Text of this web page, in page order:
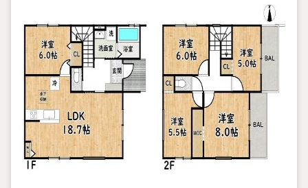
お気軽にお問合せください！